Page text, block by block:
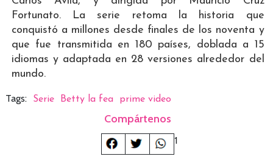
Fortunato. La serie retoma la historia que
conquistó a millones desde finales de los noventa y
que fue transmitida en 180 países, doblada a 15
idiomas y adaptada en 28 versiones alrededor del
mundo.
Tags: Serie Betty la fea prime video
Compártenos
1